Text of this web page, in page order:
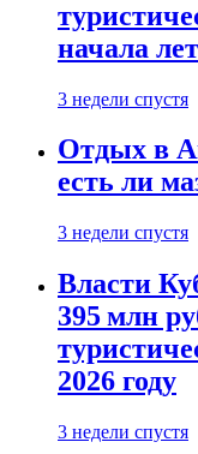
начала
3 недели спустя
Отдых в
есть ли
3 недели спустя
Власти
395 млн
2026 году
3 недели спустя